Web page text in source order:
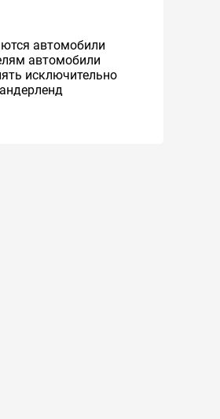
автомобили
автомобили
исключительно